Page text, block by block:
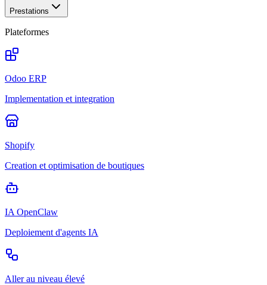
Prestations
Plateformes
Odoo ERP
Implementation et integration
Shopify
Creation et optimisation de boutiques
IA OpenClaw
Deploiement d'agents IA
Aller au niveau élevé